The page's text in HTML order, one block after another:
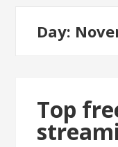
Day:
Top